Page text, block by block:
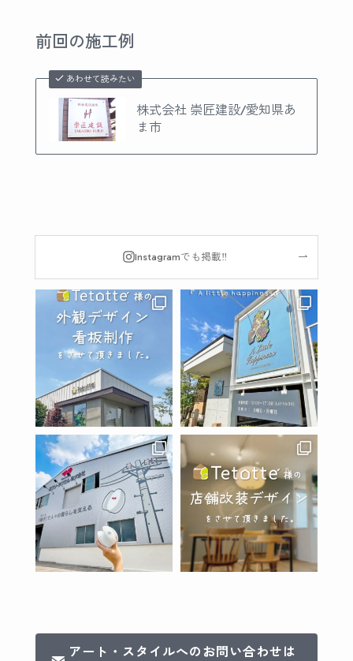
前回の施工例
あわせて読みたい
株式会社 崇匠建設/愛知県あ
ま市
Instagramでも掲載‼︎
アート・スタイルへのお問い合わせは